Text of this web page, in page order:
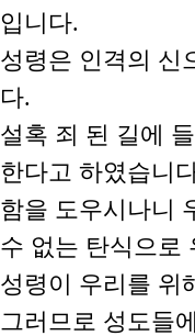
입니다.
성령은 인격의 신
다.
설혹 죄 된 길에
한다고 하였습니
함을 도우시나니
수 없는 탄식으로
성령이 우리를 위
그러므로 성도들